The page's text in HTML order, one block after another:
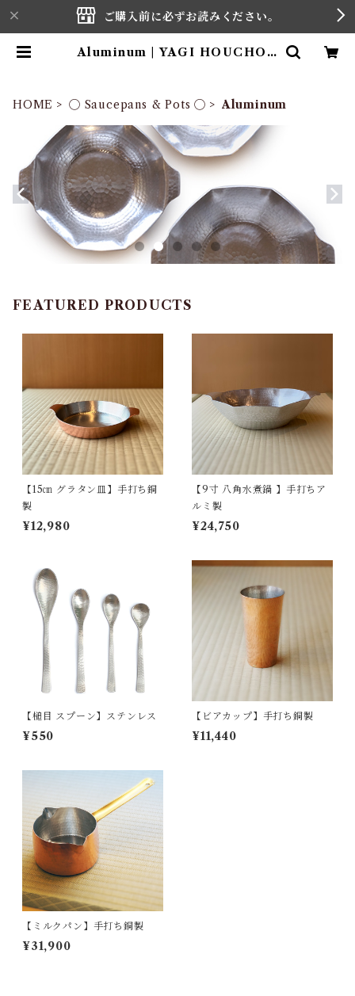
ご購入前に必ずお読みください。
Aluminum | YAGI HOUCHOU
HOME ◯ Saucepans & Pots ◯ Aluminum
FEATURED PRODUCTS
【15㎝ グラタン皿】手打ち銅
製
¥12,980
【9寸 八角水煮鍋 】手打ちア
ルミ製
¥24,750
【槌目 スプーン】ステンレス
¥550
【ビアカップ】手打ち銅製
¥11,440
【ミルクパン】手打ち銅製
¥31,900